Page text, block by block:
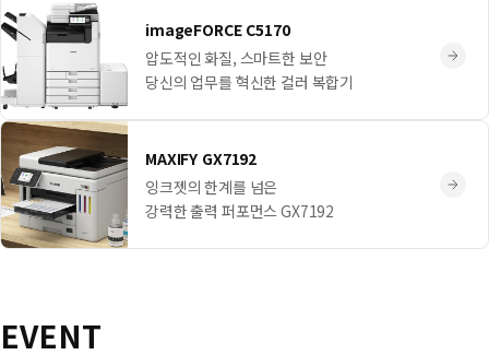
imageFORCE C5170
압도적인 화질, 스마트한 보안
당신의 업무를 혁신한 컬러 복합기
MAXIFY GX7192
잉크젯의 한계를 넘은
강력한 출력 퍼포먼스 GX7192
EVENT